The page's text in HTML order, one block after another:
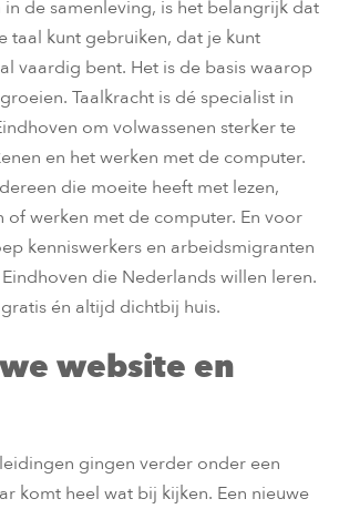
in de samenleving, is het belangrijk dat
taal kunt gebruiken, dat je kunt
vaardig bent. Het is de basis waarop
Taalkracht is dé specialist in
om volwassenen sterker te
en het werken met de computer.
die moeite heeft met lezen,
of werken met de computer. En voor
kenniswerkers en arbeidsmigranten
die Nederlands willen leren.
én altijd dichtbij huis.
website en
gingen verder onder een
komt heel wat bij kijken. Een nieuwe